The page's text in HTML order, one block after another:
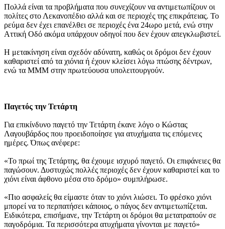
Πολλά είναι τα προβλήματα που συνεχίζουν να αντιμετωπίζουν οι
πολίτες στο Λεκανοπέδιο αλλά και σε περιοχές της επικράτειας. Το
ρεύμα δεν έχει επανέλθει σε περιοχές ένα 24ωρο μετά, ενώ στην
Αττική Οδό ακόμα υπάρχουν οδηγοί που δεν έχουν απεγκλωβιστεί.
Η μετακίνηση είναι σχεδόν αδύνατη, καθώς οι δρόμοι δεν έχουν
καθαριστεί από τα χιόνια ή έχουν κλείσει λόγω πτώσης δέντρων,
ενώ τα ΜΜΜ στην πρωτεύουσα υπολειτουργούν.
Παγετός την Τετάρτη
Για επικίνδυνο παγετό την Τετάρτη έκανε λόγο ο Κώστας
Λαγουβάρδος που προειδοποίησε για ατυχήματα τις επόμενες
ημέρες. Όπως ανέφερε:
«Το πρωί της Τετάρτης, θα έχουμε ισχυρό παγετό. Οι επιφάνειες θα
παγώσουν. Δυστυχώς πολλές περιοχές δεν έχουν καθαριστεί και το
χιόνι είναι άφθονο μέσα στο δρόμο» συμπλήρωσε.
«Πιο ασφαλείς θα είμαστε όταν το χιόνι λιώσει. Το φρέσκο χιόνι
μπορεί να το περπατήσει κάποιος, ο πάγος δεν αντιμετωπίζεται.
Ειδικότερα, επισήμανε, την Τετάρτη οι δρόμοι θα μετατραπούν σε
παγοδρόμια. Τα περισσότερα ατυχήματα γίνονται με παγετό»